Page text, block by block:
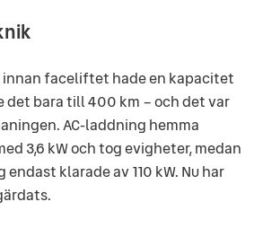
faceliftet hade en kapacitet
det bara till 400 km – och det var
AC-laddning hemma
3,6 kW och tog evigheter, medan
klarade av 110 kW. Nu har